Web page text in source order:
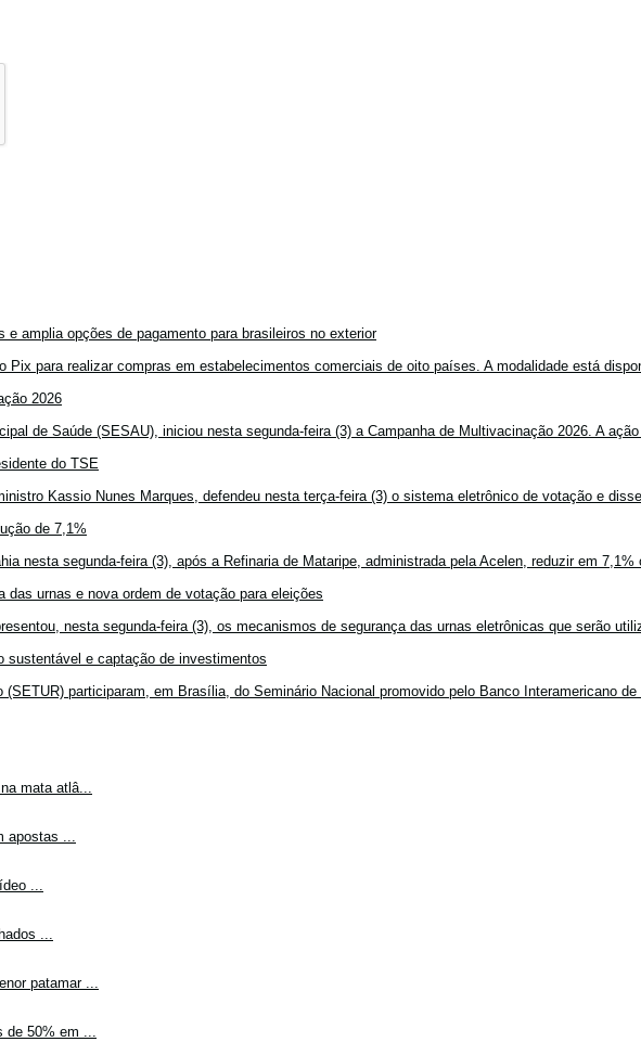
amplia opções de pagamento para brasileiros no exterior
Pix para realizar compras em estabelecimentos comerciais de oito países. A modalidade está
2026
de Saúde (SESAU), iniciou nesta segunda-feira (3) a Campanha de Multivacinação 2026. A
do TSE
Kassio Nunes Marques, defendeu nesta terça-feira (3) o sistema eletrônico de votação e disse
de 7,1%
nesta segunda-feira (3), após a Refinaria de Mataripe, administrada pela Acelen, reduzir em 7,1%
urnas e nova ordem de votação para eleições
nesta segunda-feira (3), os mecanismos de segurança das urnas eletrônicas que serão
sustentável e captação de investimentos
participaram, em Brasília, do Seminário Nacional promovido pelo Banco Interamericano
mata atlâ...
apostas ...
...
...
patamar ...
de 50% em ...